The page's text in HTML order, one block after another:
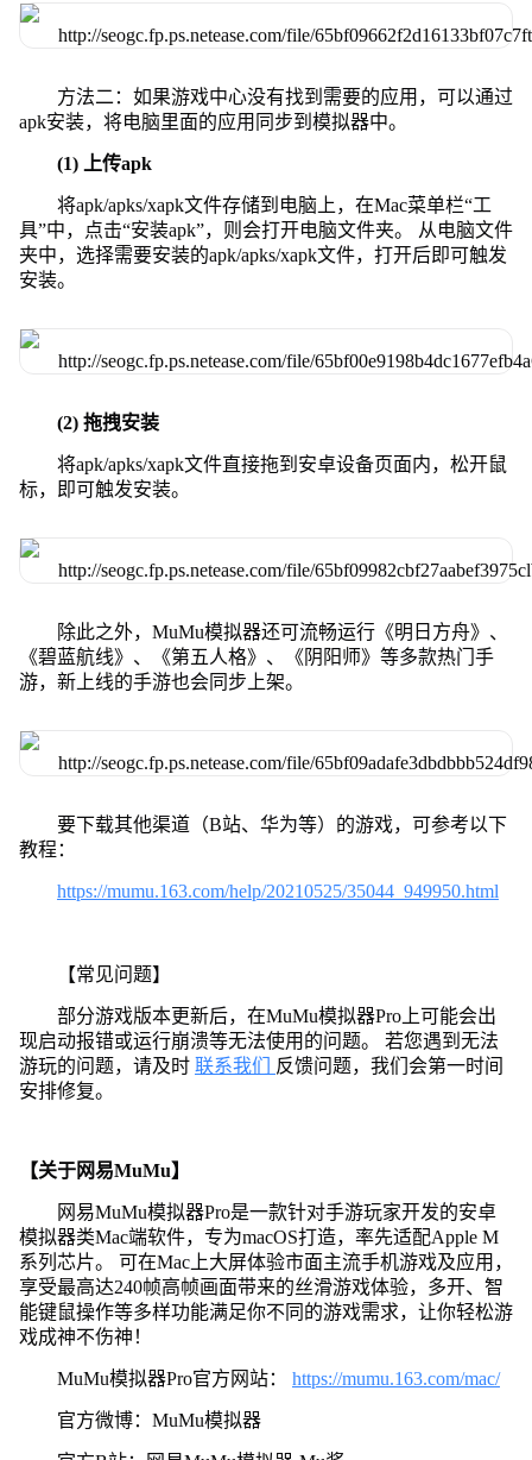
方法二：如果游戏中心没有找到需要的应用，可以通过
apk安装，将电脑里面的应用同步到模拟器中。
(1) 上传apk
将apk/apks/xapk文件存储到电脑上，在Mac菜单栏“工
具”中，点击“安装apk”，则会打开电脑文件夹。 从电脑文件
夹中，选择需要安装的apk/apks/xapk文件，打开后即可触发
安装。
(2) 拖拽安装
将apk/apks/xapk文件直接拖到安卓设备页面内，松开鼠
标，即可触发安装。
除此之外，MuMu模拟器还可流畅运行《明日方舟》、
《碧蓝航线》、《第五人格》、《阴阳师》等多款热门手
游，新上线的手游也会同步上架。
要下载其他渠道（B站、华为等）的游戏，可参考以下
教程：
https://mumu.163.com/help/20210525/35044_949950.html
【常见问题】
部分游戏版本更新后，在MuMu模拟器Pro上可能会出
现启动报错或运行崩溃等无法使用的问题。 若您遇到无法
游玩的问题，请及时 联系我们
反馈问题，我们会第一时间
安排修复。
【关于网易MuMu】
网易MuMu模拟器Pro是一款针对手游玩家开发的安卓
模拟器类Mac端软件，专为macOS打造，率先适配Apple M
系列芯片。 可在Mac上大屏体验市面主流手机游戏及应用，
享受最高达240帧高帧画面带来的丝滑游戏体验，多开、智
能键鼠操作等多样功能满足你不同的游戏需求，让你轻松游
戏成神不伤神！
MuMu模拟器Pro官方网站： https://mumu.163.com/mac/
官方微博：MuMu模拟器